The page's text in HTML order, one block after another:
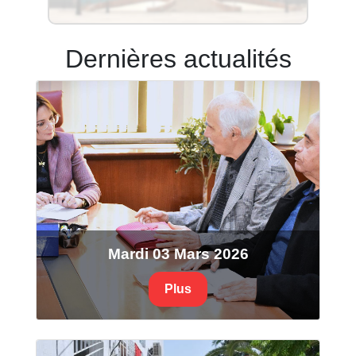
Dernières actualités
Mardi 03 Mars 2026
Plus